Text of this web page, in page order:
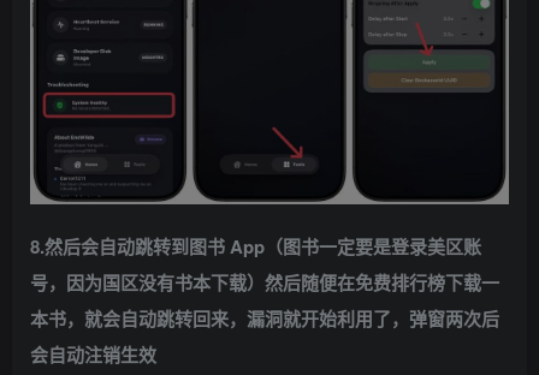
8.然后会自动跳转到图书 App（图书一定要是登录美区账
号，因为国区没有书本下载）然后随便在免费排行榜下载一
本书，就会自动跳转回来，漏洞就开始利用了，弹窗两次后
会自动注销生效